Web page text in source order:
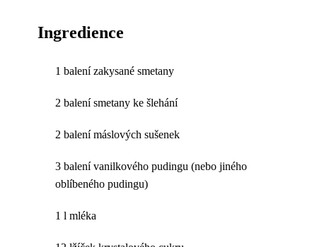
Ingredience
1 balení zakysané smetany
2 balení smetany ke šlehání
2 balení máslových sušenek
3 balení vanilkového pudingu (nebo jiného
oblíbeného pudingu)
1 l mléka